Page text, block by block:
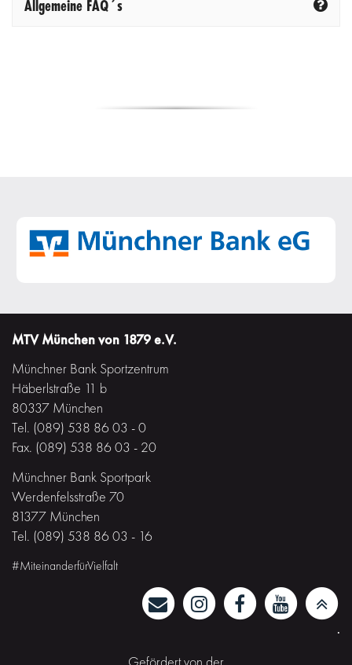
Allgemeine FAQ´s
MTV München von 1879 e.V.
Münchner Bank Sportzentrum
Häberlstraße 11 b
80337 München
Tel. (089) 538 86 03 - 0
Fax. (089) 538 86 03 - 20
Münchner Bank Sportpark
Werdenfelsstraße 70
81377 München
Tel. (089) 538 86 03 - 16
#MiteinanderfürVielfalt
·